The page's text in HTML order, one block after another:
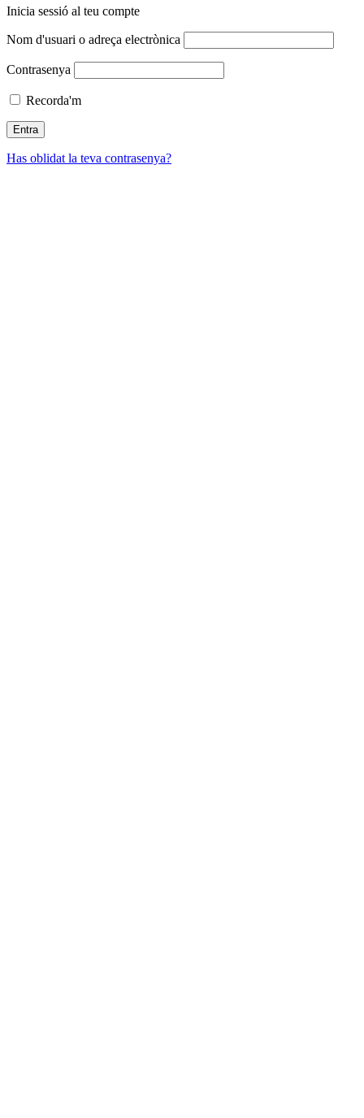
Inicia sessió al teu compte
Nom d'usuari o adreça electrònica
Contrasenya
Recorda'm
Has oblidat la teva contrasenya?